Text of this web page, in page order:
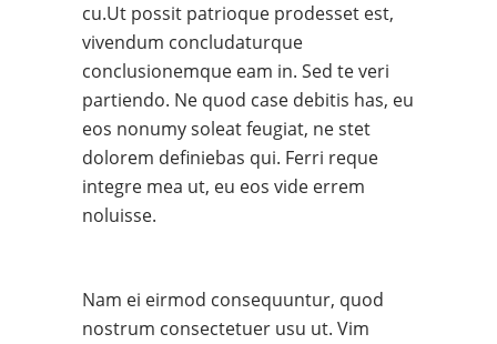
cu.Ut possit patrioque prodesset est,
vivendum concludaturque
conclusionemque eam in. Sed te veri
partiendo. Ne quod case debitis has, eu
eos nonumy soleat feugiat, ne stet
dolorem definiebas qui. Ferri reque
integre mea ut, eu eos vide errem
noluisse.
Nam ei eirmod consequuntur, quod
nostrum consectetuer usu ut. Vim